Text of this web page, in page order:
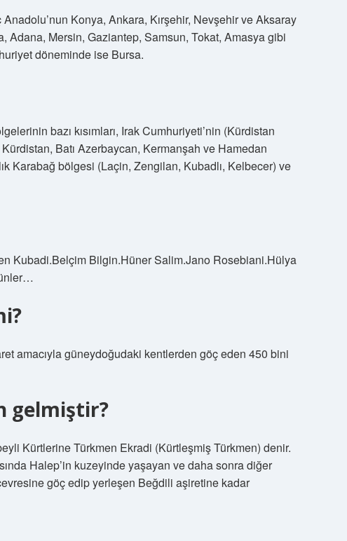
Konya, Ankara, Kırşehir, Nevşehir ve Aksaray
Adana, Mersin, Gaziantep, Samsun, Tokat, Amasya gibi
döneminde ise Bursa.
bazı kısımları, Irak Cumhuriyeti’nin (Kürdistan
Batı Azerbaycan, Kermanşah ve Hamedan
Karabağ bölgesi (Laçin, Zengilan, Kubadlı, Kelbecer) ve
Kubadi.Belçim Bilgin.Hüner Salim.Jano Rosebiani.Hülya
amacıyla güneydoğudaki kentlerden göç eden 450 bini
gelmiştir?
Kürtlerine Türkmen Ekradi (Kürtleşmiş Türkmen) denir.
Halep’in kuzeyinde yaşayan ve daha sonra diğer
göç edip yerleşen Beğdili aşiretine kadar